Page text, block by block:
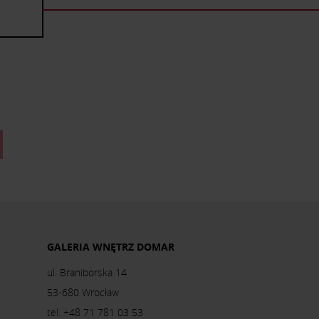
GALERIA WNĘTRZ DOMAR
ul. Braniborska 14
53-680 Wrocław
tel. +48 71 781 03 53